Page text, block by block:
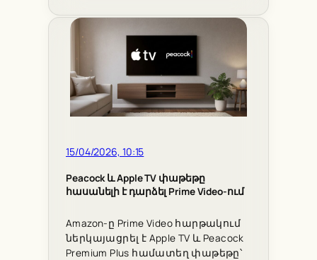
15/04/2026, 10:15
Peacock և Apple TV փաթեթը
հասանելի է դարձել Prime Video-ում
Amazon-ը Prime Video հարթակում
ներկայացրել է Apple TV և Peacock
Premium Plus համատեղ փաթեթը՝